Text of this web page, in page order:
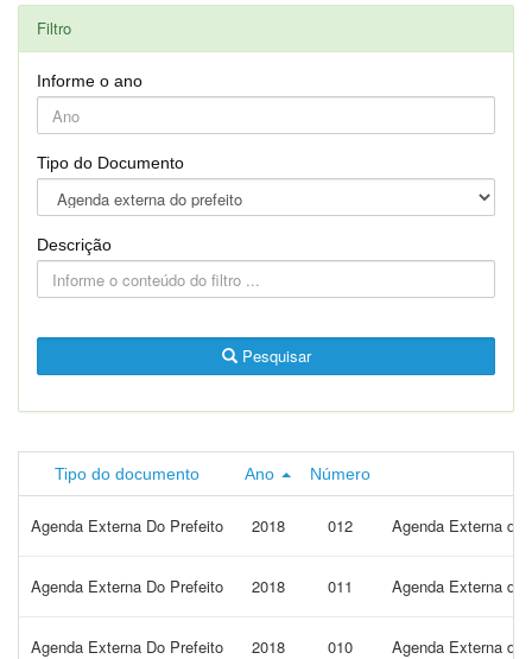
Filtro
Informe o ano
Tipo do Documento
Descrição
Pesquisar
Tipo do documento Ano Número
Agenda Externa Do Prefeito 2018 012 Agenda Externa do
Agenda Externa Do Prefeito 2018 011 Agenda Externa do
Agenda Externa Do Prefeito 2018 010 Agenda Externa do